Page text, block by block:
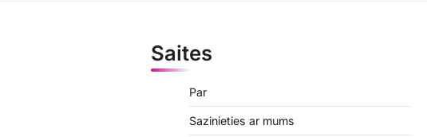
Saites
Par
Sazinieties ar mums